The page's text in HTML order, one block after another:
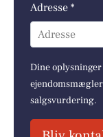
Adresse *
Adresse
Dine
salgsvurdering.